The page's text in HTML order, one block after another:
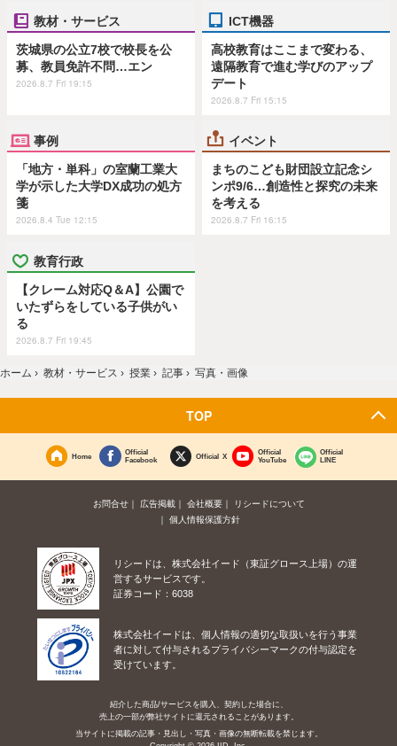
教材・サービス
茨城県の公立7校で校長を公
募、教員免許不問…エン
2026.8.7 Fri 19:15
ICT機器
高校教育はここまで変わる、
遠隔教育で進む学びのアップ
デート
2026.8.7 Fri 15:15
事例
「地方・単科」の室蘭工業大
学が示した大学DX成功の処方
箋
2026.8.4 Tue 12:15
イベント
まちのこども財団設立記念シ
ンポ9/6…創造性と探究の未来
を考える
2026.8.7 Fri 16:15
教育行政
【クレーム対応Q＆A】公園で
いたずらをしている子供がい
る
2026.8.7 Fri 19:45
ホーム › 教材・サービス › 授業 › 記事 › 写真・画像
TOP
Home
Official
Facebook
Official X
Official
YouTube
Official
LINE
お問合せ 広告掲載 会社概要
リシードについて
個人情報保護方針
リシードは、株式会社イード（東証グロース上場）の運
営するサービスです。
証券コード：6038
株式会社イードは、個人情報の適切な取扱いを行う事業
者に対して付与されるプライバシーマークの付与認定を
受けています。
紹介した商品/サービスを購入、契約した場合に、
売上の一部が弊社サイトに還元されることがあります。
当サイトに掲載の記事・見出し・写真・画像の無断転載を禁じます。